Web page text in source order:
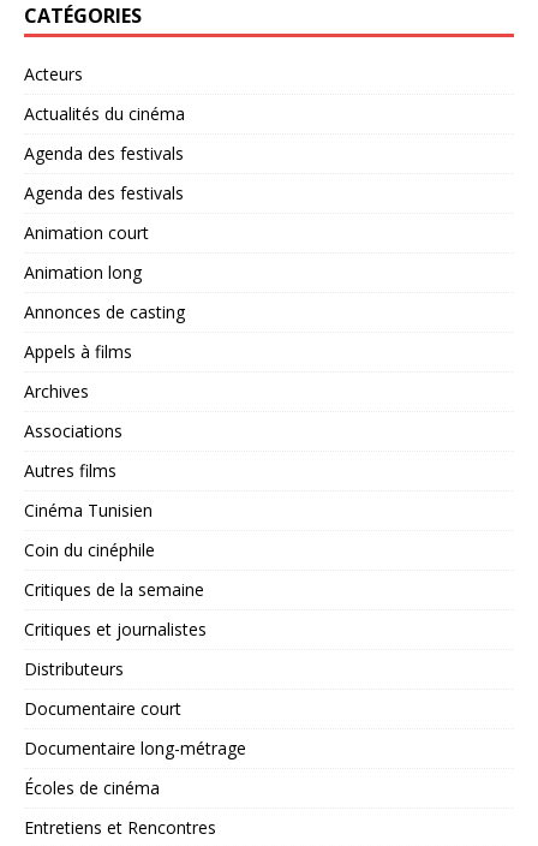
CATÉGORIES
Acteurs
Actualités du cinéma
Agenda des festivals
Agenda des festivals
Animation court
Animation long
Annonces de casting
Appels à films
Archives
Associations
Autres films
Cinéma Tunisien
Coin du cinéphile
Critiques de la semaine
Critiques et journalistes
Distributeurs
Documentaire court
Documentaire long-métrage
Écoles de cinéma
Entretiens et Rencontres